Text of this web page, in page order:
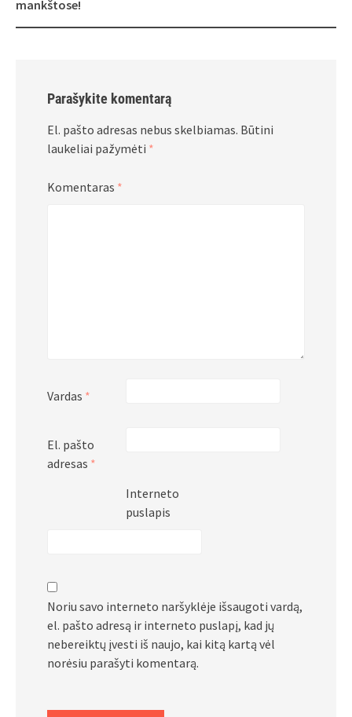
mankštose!
Parašykite komentarą
El. pašto adresas nebus skelbiamas. Būtini
laukeliai pažymėti *
Komentaras *
Vardas *
El. pašto
adresas *
Interneto
puslapis
Noriu savo interneto naršyklėje išsaugoti vardą,
el. pašto adresą ir interneto puslapį, kad jų
nebereiktų įvesti iš naujo, kai kitą kartą vėl
norėsiu parašyti komentarą.